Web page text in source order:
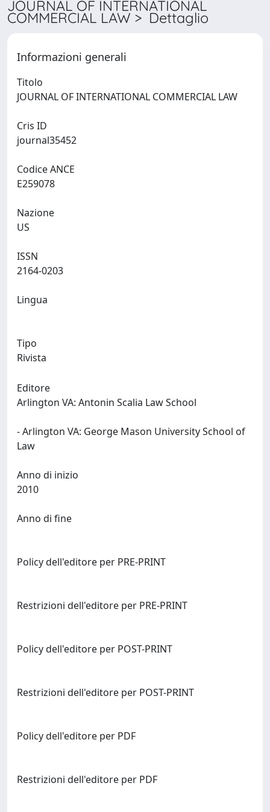
JOURNAL OF INTERNATIONAL
COMMERCIAL LAW > Dettaglio
Informazioni generali
Titolo
Cris ID
Codice ANCE
Nazione
ISSN
Lingua
Tipo
Rivista
Editore
Arlington VA: Antonin Scalia Law School
- Arlington VA: George Mason University School of
Anno di inizio
Anno di fine
Policy dell'editore per PRE-PRINT
Restrizioni dell'editore per PRE-PRINT
Policy dell'editore per POST-PRINT
Restrizioni dell'editore per POST-PRINT
Policy dell'editore per PDF
Restrizioni dell'editore per PDF